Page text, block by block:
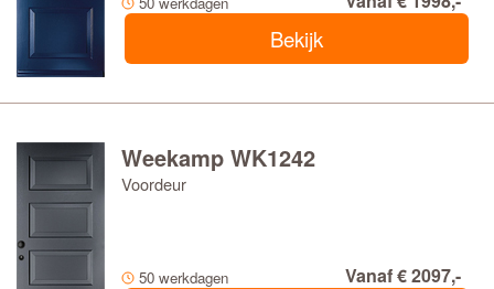
Bekijk
Weekamp WK1242
Voordeur
50 werkdagen Vanaf € 2097,-